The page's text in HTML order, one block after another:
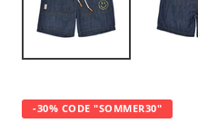
-30% CODE "SOMMER30"